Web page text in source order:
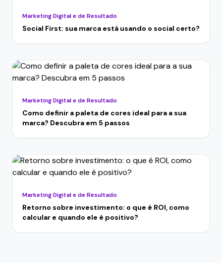
Marketing Digital e de Resultado
Social First: sua marca está usando o social certo?
Marketing Digital e de Resultado
Como definir a paleta de cores ideal para a sua
marca? Descubra em 5 passos
Marketing Digital e de Resultado
Retorno sobre investimento: o que é ROI, como
calcular e quando ele é positivo?